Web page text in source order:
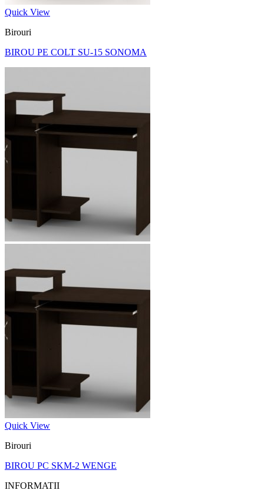
Quick View
Birouri
BIROU PE COLT SU-15 SONOMA
Quick View
Birouri
BIROU PC SKM-2 WENGE
INFORMATII